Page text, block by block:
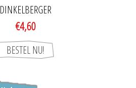
DINKELBERGER
€4,60